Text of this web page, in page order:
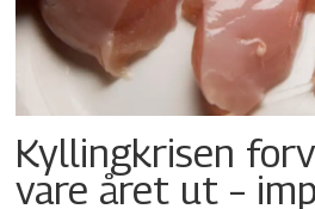
Kyllingkrisen
vare året ut –